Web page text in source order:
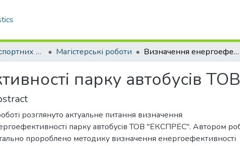
Кафедра транспортних систем і логістики Магістерські роботи Визначення енергоефективності парку автобусів ТОВ «Експрес»
парку автобусів
розглянуто актуальне питання визначення
парку автобусів ТОВ "ЕКСПРЕС". Автором
пророблено методику визначення енергоефективності